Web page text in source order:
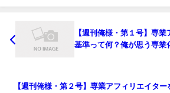
【週刊俺様・第１号】専
基準って何？俺が思う専業
【週刊俺様・第２号】専業アフィリエイター